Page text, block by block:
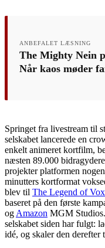
ANBEFALET LÆSNING
The Mighty Nein
Når kaos møder
Springet fra livestream til
selskabet lancerede en
enkelt animeret kortfilm,
næsten 89.000
projekter platformen
minutters kortformat
blev til The Legend of
baseret på den første
og Amazon MGM
selskabet siden har fulgt:
idé, og skaler den derefter